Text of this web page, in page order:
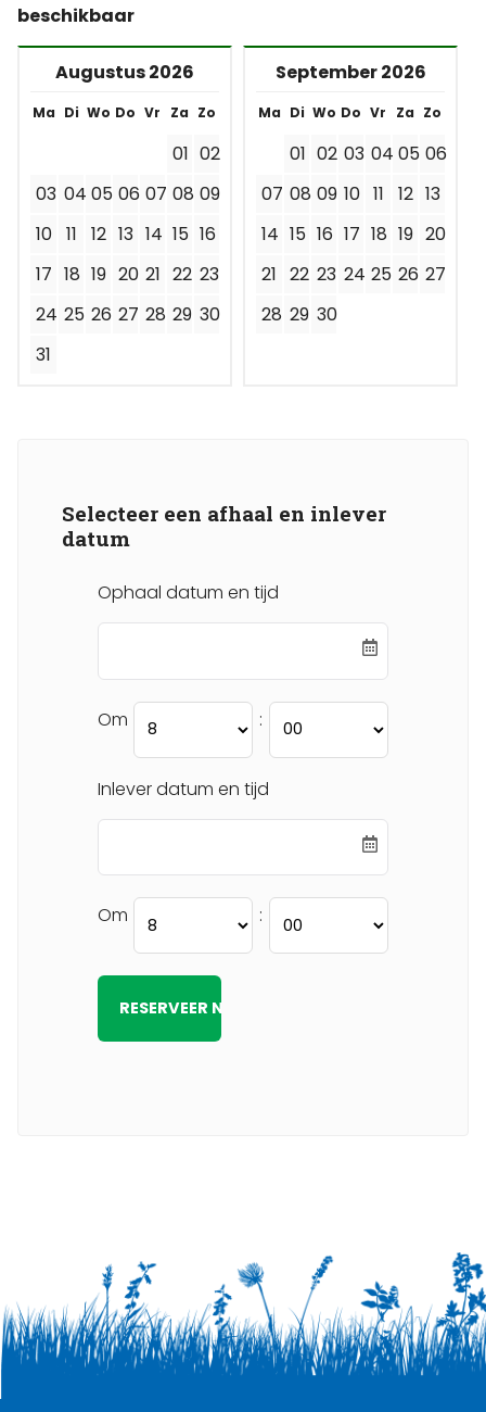
beschikbaar
Augustus 2026
Ma Di Wo Do Vr Za Zo
01 02
03 04 05 06 07 08 09
10 11 12 13 14 15 16
17 18 19 20 21 22 23
24 25 26 27 28 29 30
31
September 2026
Ma Di Wo Do Vr Za Zo
01 02 03 04 05 06
07 08 09 10 11 12 13
14 15 16 17 18 19 20
21 22 23 24 25 26 27
28 29 30
Selecteer een afhaal en inlever
datum
Ophaal datum en tijd
Om :
Inlever datum en tijd
Om :